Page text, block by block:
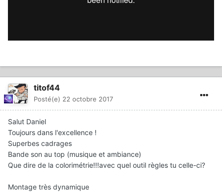
titof44
Posté(e) 22 octobre 2017
Salut Daniel
Toujours dans l'excellence !
Superbes cadrages
Bande son au top (musique et ambiance)
Que dire de la colorimétrie!!!avec quel outil règles tu celle-ci?
Montage très dynamique